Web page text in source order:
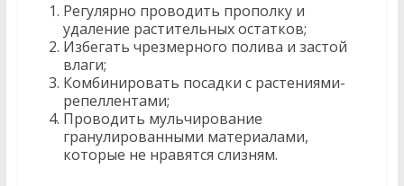
Регулярно проводить прополку и
удаление растительных остатков;
Избегать чрезмерного полива и застой
влаги;
Комбинировать посадки с растениями-
репеллентами;
Проводить мульчирование
гранулированными материалами,
которые не нравятся слизням.